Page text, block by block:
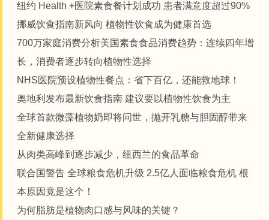
纽约 Health +医院素食餐计划成功 患者满意度超过90%
挪威饮食指南新风向 植物性饮食成为健康首选
700万家庭消费分析美国素食食品消费趋势：连续四年增
长，消费者逐步转向植物性选择
NHS医院预设植物性餐点：省下百亿，还能救地球！
奥地利发布最新饮食指南 建议要以植物性饮食为主
全球首款微藻植物奶即将问世，抛开乳糖与胆固醇带来
全新健康选择
从肉类高峰到逐步减少，纽西兰的食品革命
联合国警告 全球粮食危机升级 2.5亿人面临粮食危机 根
本原因竟是这个！
为何脂肪是植物肉口感与风味的关键？